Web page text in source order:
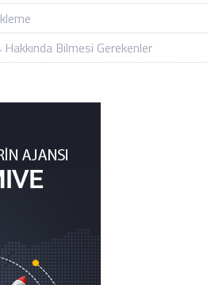
Bilmesi Gerekenler